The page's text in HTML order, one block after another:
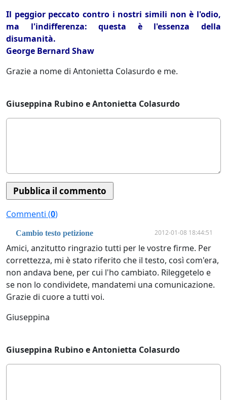
Il peggior peccato contro i nostri simili non è l'odio,
ma l'indifferenza: questa è l'essenza della
disumanità.
George Bernard Shaw
Grazie a nome di Antonietta Colasurdo e me.
Giuseppina Rubino e Antonietta Colasurdo
Commenti (0)
Cambio testo petizione 2012-01-08 18:44:51
Amici, anzitutto ringrazio tutti per le vostre firme. Per
correttezza, mi è stato riferito che il testo, così com'era,
non andava bene, per cui l'ho cambiato. Rileggetelo e
se non lo condividete, mandatemi una comunicazione.
Grazie di cuore a tutti voi.
Giuseppina
Giuseppina Rubino e Antonietta Colasurdo